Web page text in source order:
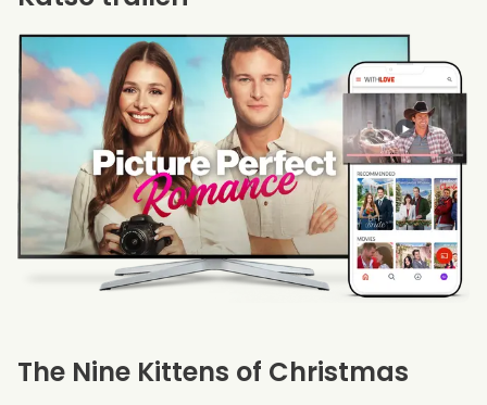
The Nine Kittens of Christmas